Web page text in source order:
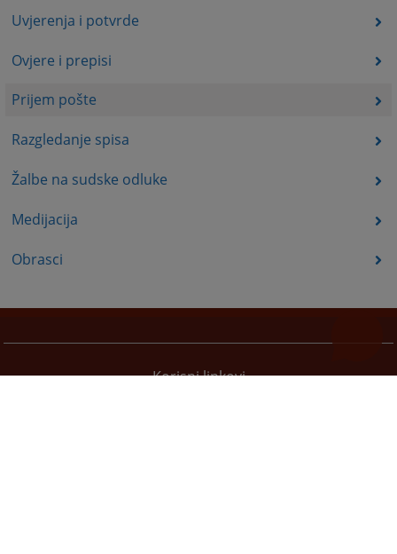
Uvjerenja i potvrde
Ovjere i prepisi
Prijem pošte
Razgledanje spisa
Žalbe na sudske odluke
Medijacija
Obrasci
Korisni linkovi